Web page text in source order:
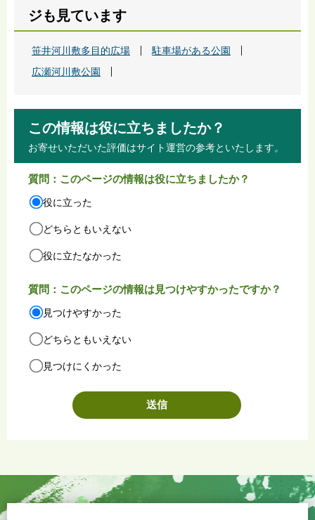
ジも見ています
笹井河川敷多目的広場
駐車場がある公園
広瀬河川敷公園
この情報は役に立ちましたか？
お寄せいただいた評価はサイト運営の参考といたします。
質問：このページの情報は役に立ちましたか？
役に立った
どちらともいえない
役に立たなかった
質問：このページの情報は見つけやすかったですか？
見つけやすかった
どちらともいえない
見つけにくかった